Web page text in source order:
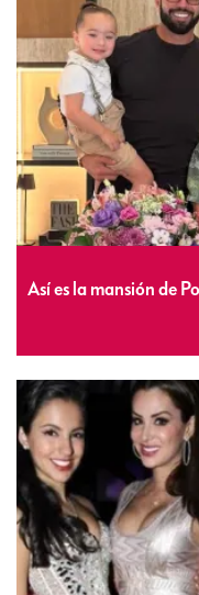
Así es la mansión de